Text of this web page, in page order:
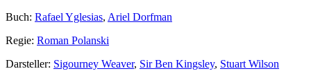
Buch: Rafael Yglesias, Ariel Dorfman
Regie: Roman Polanski
Darsteller: Sigourney Weaver, Sir Ben Kingsley, Stuart Wilson